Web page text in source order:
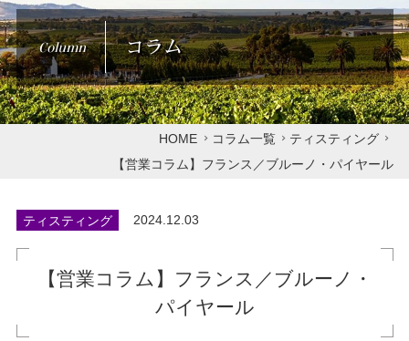
Column コラム
HOME コラム一覧
ティスティング
【営業コラム】フランス／ブルーノ・パイヤール
ティスティング 2024.12.03
【営業コラム】フランス／ブルーノ・
パイヤール